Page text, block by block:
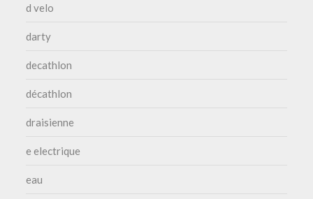
d velo
darty
decathlon
décathlon
draisienne
e electrique
eau